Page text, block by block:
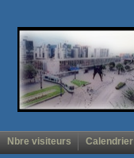
Nbre visiteurs Calendrier